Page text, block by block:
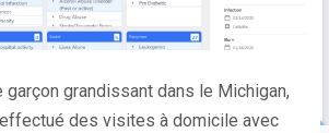
garçon grandissant dans le Michigan,
des visites à domicile avec